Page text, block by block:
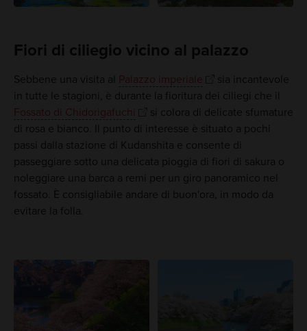
Fiori di ciliegio vicino al palazzo
Sebbene una visita al Palazzo imperiale
sia incantevole
in tutte le stagioni, è durante la fioritura dei ciliegi che il
Fossato di Chidorigafuchi
si colora di delicate sfumature
di rosa e bianco. Il punto di interesse è situato a pochi
passi dalla stazione di Kudanshita e consente di
passeggiare sotto una delicata pioggia di fiori di sakura o
noleggiare una barca a remi per un giro panoramico nel
fossato. È consigliabile andare di buon'ora, in modo da
evitare la folla.